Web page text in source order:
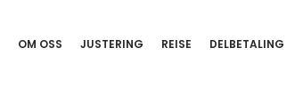
OM OSS JUSTERING REISE DELBETALING